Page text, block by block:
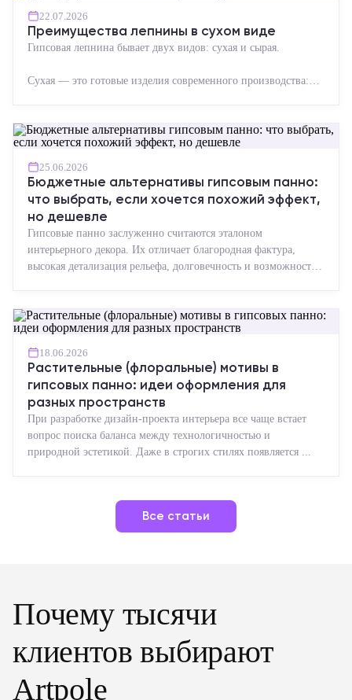
22.07.2026
Преимущества лепнины в сухом виде
Гипсовая лепнина бывает двух видов: сухая и сырая.
Сухая — это готовые изделия современного производства:
25.06.2026
Бюджетные альтернативы гипсовым панно:
что выбрать, если хочется похожий эффект,
но дешевле
Гипсовые панно заслуженно считаются эталоном
интерьерного декора. Их отличает благородная фактура,
высокая детализация рельефа, долговечность и возможность
18.06.2026
Растительные (флоральные) мотивы в
гипсовых панно: идеи оформления для
разных пространств
При разработке дизайн-проекта интерьера все чаще встает
вопрос поиска баланса между технологичностью и
природной эстетикой. Даже в строгих стилях появляется ...
Все статьи
Почему тысячи
клиентов выбирают
Artpole